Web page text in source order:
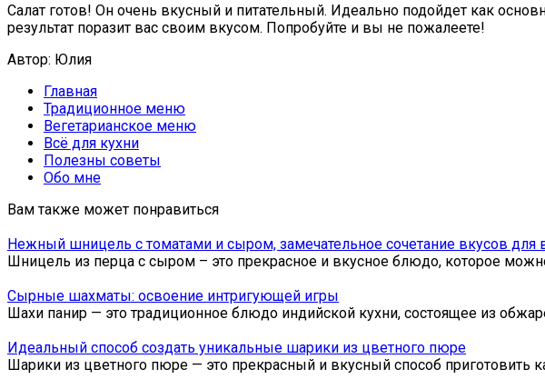
Салат готов! Он очень вкусный и питательный. Идеально подойдет как
результат поразит вас своим вкусом. Попробуйте и вы не пожалеете!
Автор: Юлия
Главная
Традиционное меню
Вегетарианское меню
Всё для кухни
Полезны советы
Обо мне
Вам также может понравиться
Нежный шницель с томатами и сыром, замечательное сочетание вкусов для
Шницель из перца с сыром – это прекрасное и вкусное блюдо, которое
Сырные шахматы: освоение интригующей игры
Шахи панир — это традиционное блюдо индийской кухни, состоящее из
Идеальный способ создать уникальные шарики из цветного пюре
Шарики из цветного пюре — это прекрасный и вкусный способ приготовить